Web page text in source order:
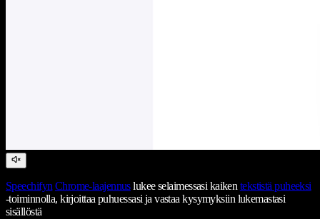
Speechifyn Chrome-laajennuslukee selaimessasi kaiken tekstistä puheeksi
-toiminnolla, kirjoittaa puhuessasi ja vastaa kysymyksiin lukemastasi
sisällöstä